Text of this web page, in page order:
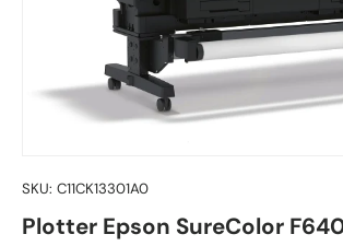
SKU: C11CK13301A0
Plotter Epson SureColor